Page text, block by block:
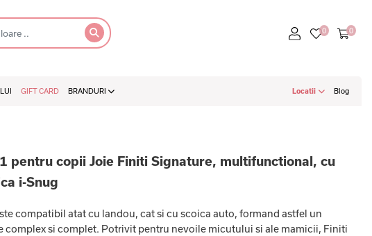
GIFT CARD BRANDURI Locatii Blog
pentru copii Joie Finiti Signature, multifunctional, cu
i-Snug
compatibil atat cu landou, cat si cu scoica auto, formand astfel un
complex si complet. Potrivit pentru nevoile micutului si ale mamicii, Finiti